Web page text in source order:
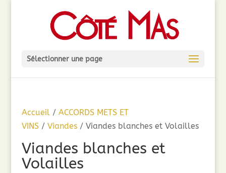
Sélectionner une page
Accueil/ ACCORDS METS ET
VINS/ Viandes/ Viandes blanches et Volailles
Viandes blanches et
Volailles